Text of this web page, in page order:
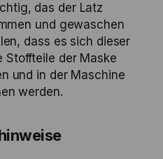
das der Latz
und gewaschen
dass es sich dieser
Stoffteile der Maske
und in der Maschine
werden.